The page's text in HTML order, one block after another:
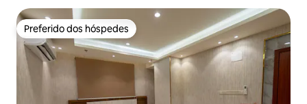
Preferido dos hóspedes
Preferido dos hóspedes